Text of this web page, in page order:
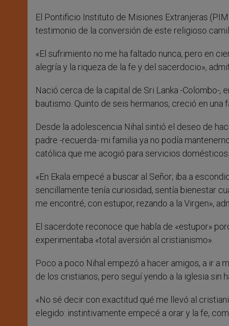
El Pontificio Instituto de Misiones Extranjeras
testimonio de la conversión de este religioso
«El sufrimiento no me ha faltado nunca, pero en
alegría y la riqueza de la fe y del sacerdocio»,
Nació cerca de la capital de Sri Lanka -Colombo-,
bautismo. Quinto de seis hermanos, creció en
Desde la adolescencia Nihal sintió el deseo de
padre -recuerda- mi familia ya no podía
católica que me acogió para servicios
«En Ekala empecé a buscar al Señor; iba a
sencillamente tenía curiosidad, sentía bienestar
me encontré, con estupor, rezando a la Virgen»,
El sacerdote reconoce que habla de «estupor»
experimentaba «total aversión al cristianismo».
Poco a poco Nihal empezó a hacer amigos, a ir a
de los cristianos, pero seguí yendo a la iglesia sin
«No sé decir con exactitud qué me llevó al
elegido: instintivamente empecé a orar y la fe,